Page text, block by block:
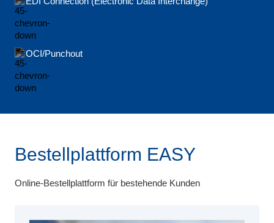
OCI/Punchout
Bestellplattform EASY
Online-Bestellplattform für bestehende Kunden